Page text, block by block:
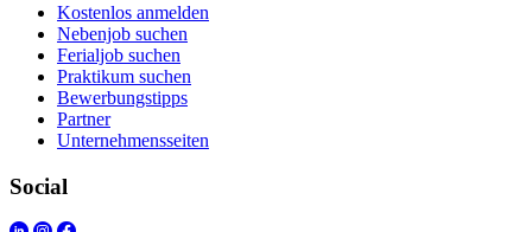
Kostenlos anmelden
Nebenjob suchen
Ferialjob suchen
Praktikum suchen
Bewerbungstipps
Partner
Unternehmensseiten
Social